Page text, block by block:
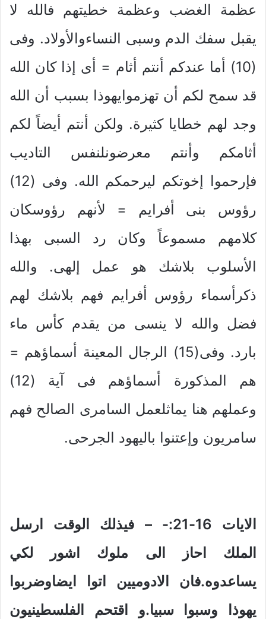
عظمة الغضب وعظمة خطيتهم فالله لا
يقبل سفك الدم وسبى النساءوالأولاد. وفى
(10) أما عندكم أنتم أثام = أى إذا كان الله
قد سمح لكم أن تهزموايهوذا بسبب أن الله
وجد لهم خطايا كثيرة. ولكن أنتم أيضاً لكم
أثامكم وأنتم معرضونلنفس التاديب
فإرحموا إخوتكم ليرحمكم الله. وفى (12)
رؤوس بنى أفرايم = لأنهم رؤوسكان
كلامهم مسموعاً وكان رد السبى بهذا
الأسلوب بلاشك هو عمل إلهى. والله
ذكرأسماء رؤوس أفرايم فهم بلاشك لهم
فضل والله لا ينسى من يقدم كأس ماء
بارد. وفى(15) الرجال المعينة أسماؤهم =
هم المذكورة أسماؤهم فى آية (12)
وعملهم هنا يماثلعمل السامرى الصالح فهم
سامريون وإعتنوا باليهود الجرحى.
الايات 16-21:- – فيذلك الوقت ارسل
الملك احاز الى ملوك اشور لكي
يساعدوه.فان الادوميين اتوا ايضاوضربوا
يهوذا وسبوا سبيا.و اقتحم الفلسطينيون